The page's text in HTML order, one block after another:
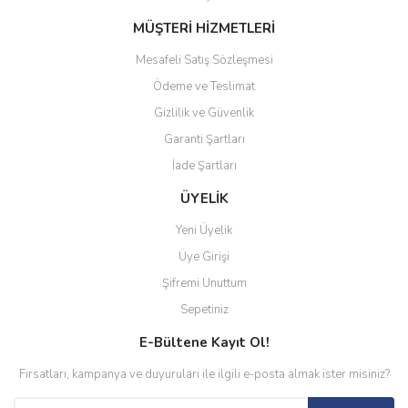
MÜŞTERİ HİZMETLERİ
Mesafeli Satış Sözleşmesi
Ödeme ve Teslimat
Gizlilik ve Güvenlik
Garanti Şartları
İade Şartları
ÜYELİK
Yeni Üyelik
Üye Girişi
Şifremi Unuttum
Sepetiniz
E-Bültene Kayıt Ol!
Fırsatları, kampanya ve duyuruları ile ilgili e-posta almak ister misiniz?